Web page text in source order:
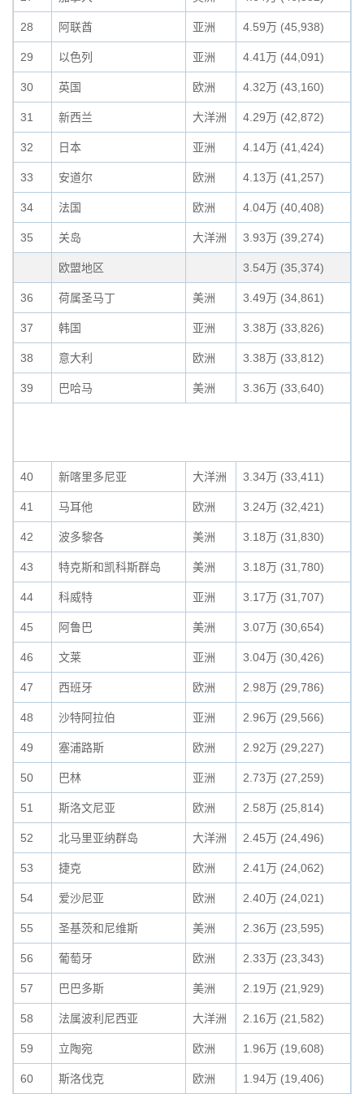
28 阿联酋 亚洲 4.59万 (45,938)
29 以色列 亚洲 4.41万 (44,091)
30 英国 欧洲 4.32万 (43,160)
31 新西兰 大洋洲 4.29万 (42,872)
32 日本 亚洲 4.14万 (41,424)
33 安道尔 欧洲 4.13万 (41,257)
34 法国 欧洲 4.04万 (40,408)
35 关岛 大洋洲 3.93万 (39,274)
欧盟地区 3.54万 (35,374)
36 荷属圣马丁 美洲 3.49万 (34,861)
37 韩国 亚洲 3.38万 (33,826)
38 意大利 欧洲 3.38万 (33,812)
39 巴哈马 美洲 3.36万 (33,640)
40 新喀里多尼亚 大洋洲 3.34万 (33,411)
41 马耳他 欧洲 3.24万 (32,421)
42 波多黎各 美洲 3.18万 (31,830)
43 特克斯和凯科斯群岛 美洲 3.18万 (31,780)
44 科威特 亚洲 3.17万 (31,707)
45 阿鲁巴 美洲 3.07万 (30,654)
46 文莱 亚洲 3.04万 (30,426)
47 西班牙 欧洲 2.98万 (29,786)
48 沙特阿拉伯 亚洲 2.96万 (29,566)
49 塞浦路斯 欧洲 2.92万 (29,227)
50 巴林 亚洲 2.73万 (27,259)
51 斯洛文尼亚 欧洲 2.58万 (25,814)
52 北马里亚纳群岛 大洋洲 2.45万 (24,496)
53 捷克 欧洲 2.41万 (24,062)
54 爱沙尼亚 欧洲 2.40万 (24,021)
55 圣基茨和尼维斯 美洲 2.36万 (23,595)
56 葡萄牙 欧洲 2.33万 (23,343)
57 巴巴多斯 美洲 2.19万 (21,929)
58 法属波利尼西亚 大洋洲 2.16万 (21,582)
59 立陶宛 欧洲 1.96万 (19,608)
60 斯洛伐克 欧洲 1.94万 (19,406)